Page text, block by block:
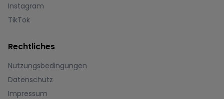
Instagram
TikTok
Rechtliches
Nutzungsbedingungen
Datenschutz
Impressum